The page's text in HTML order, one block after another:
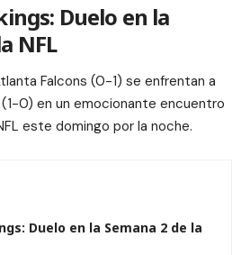
Duelo en la
NFL
Falcons (0-1) se enfrentan a
0) en un emocionante encuentro
este domingo por la noche.
Duelo en la Semana 2 de la